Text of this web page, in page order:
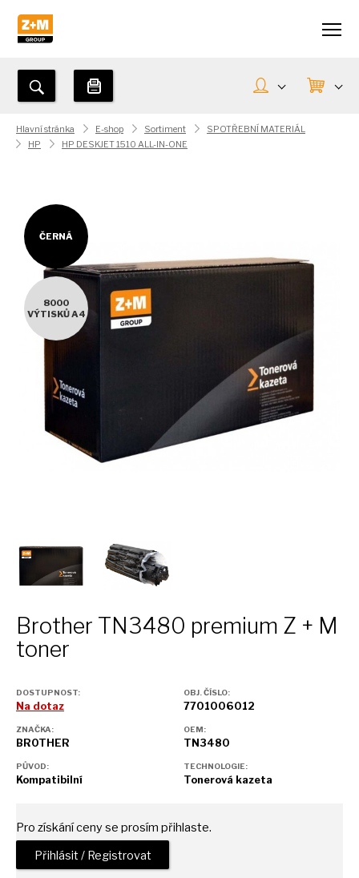
Hlavní stránka E-shop Sortiment
SPOTŘEBNÍ MATERIÁL
HP
HP DESKJET 1510 ALL-IN-ONE
ČERNÁ
8000
VÝTISKŮ A4
Brother TN3480 premium Z + M
toner
DOSTUPNOST:
Na dotaz
OBJ. ČÍSLO:
7701006012
ZNAČKA:
BROTHER
OEM:
TN3480
PŮVOD:
Kompatibilní
TECHNOLOGIE:
Tonerová kazeta
Pro získání ceny se prosím přihlaste.
Přihlásit / Registrovat